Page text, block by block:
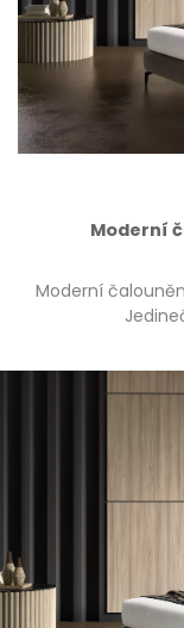
Moderní
Moderní